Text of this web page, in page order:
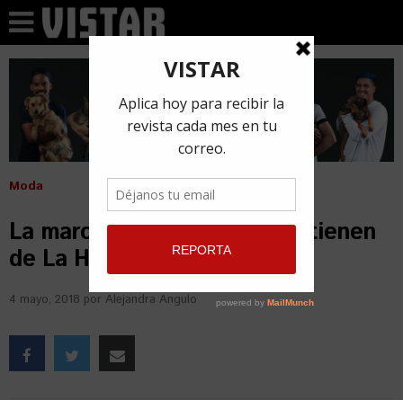
Moda
La marca Supreme, el todos tienen
de La Habana
4 mayo, 2018 por Alejandra Angulo